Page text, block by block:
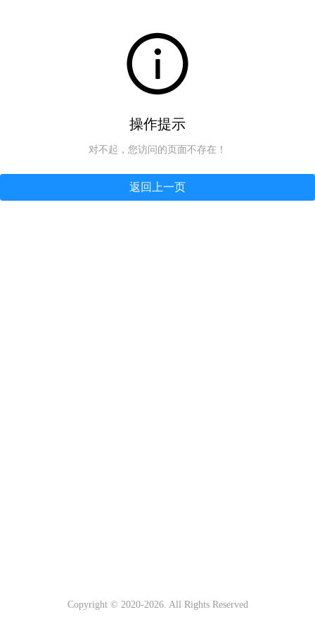
操作提示
对不起，您访问的页面不存在！
返回上一页
Copyright © 2020-2026. All Rights Reserved